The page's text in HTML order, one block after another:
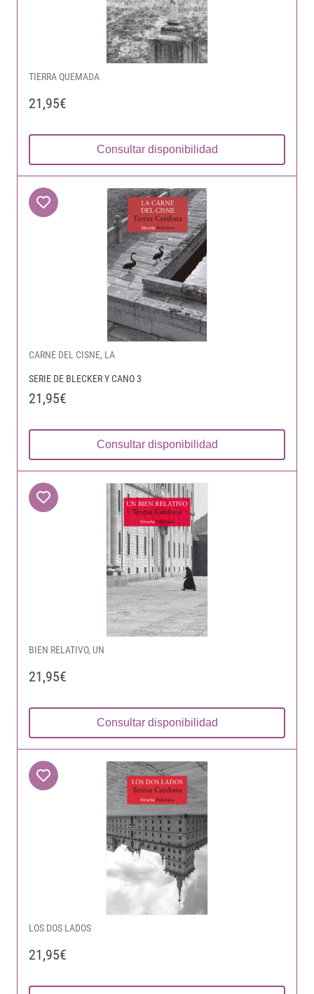
TIERRA QUEMADA
21,95€
Consultar disponibilidad
CARNE DEL CISNE, LA
SERIE DE BLECKER Y CANO 3
21,95€
Consultar disponibilidad
BIEN RELATIVO, UN
21,95€
Consultar disponibilidad
LOS DOS LADOS
21,95€